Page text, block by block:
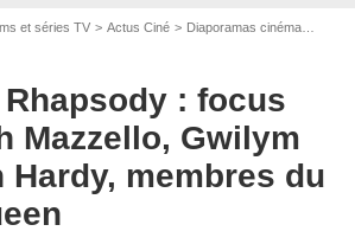
et séries TV Actus Ciné Diaporamas cinéma
: focus
Mazzello, Gwilym
Hardy, membres du